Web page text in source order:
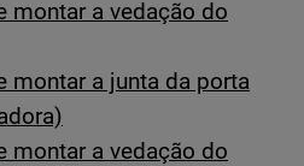
montar a vedação do
montar a junta da porta
montar a vedação do